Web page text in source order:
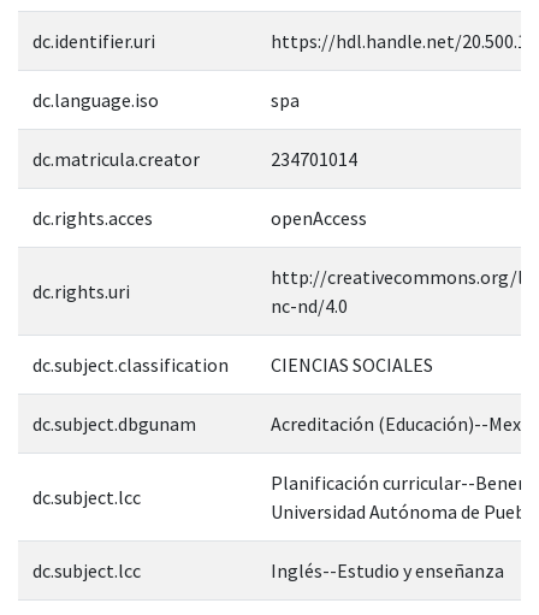
dc.identifier.uri https://hdl.handle.net/
dc.language.iso spa
dc.matricula.creator 234701014
dc.rights.acces openAccess
dc.rights.uri
http://creativecommons.org/
nc-nd/4.0
dc.subject.classification CIENCIAS SOCIALES
dc.subject.dbgunam Acreditación (Educación)--
dc.subject.lcc
Planificación curricular--
Universidad Autónoma de
dc.subject.lcc Inglés--Estudio y enseñanza